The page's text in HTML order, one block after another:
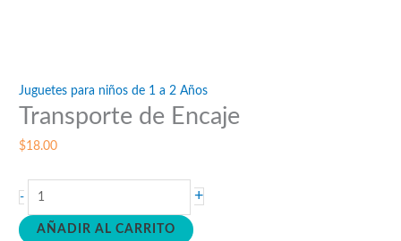
Juguetes para niños de 1 a 2 Años
Transporte de Encaje
$18.00
-
Transporte
de
Encaje
+
AÑADIR AL CARRITO